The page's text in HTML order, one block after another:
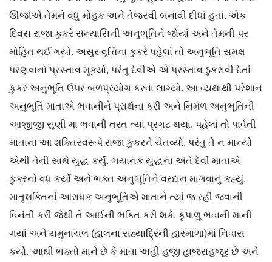
ઊર્જાએ તેમને વધુ મોહક અને તેજસ્વી બનાવી દીધાં હતાં. એક
દિવસ રાજા કુકરે સંન્યાસિની અનુભૂતિને જોયાં અને તેમની પર
મોહિત થઈ ગયો. અસુર વૃત્તિના કુકરે પહેલાં તો અનુભૂતિ સમક્ષ
પરણવાનો પ્રસ્તાવ મૂક્યો, પરંતુ દેવીએ એ પ્રસ્તાવ ઠુકરાવી દેતાં
કુકર અનુભૂતિ ઉપર બળપ્રયોગ કરવા લાગ્યો. આ વ્યથાથી પરેશાન
અનુભૂતિ માતાએ ભવાનીને પ્રાર્થના કરી અને નિર્મળ અનુભૂતિની
આજીજી સુણી મા ભવાની તરત ત્યાં પ્રગટ થયાં. પહેલાં તો પાર્વતી
માતાના આ શક્તિસ્વરૂપે રાજા કુકરને ચેતવ્યો, પરંતુ તે ન માન્યો
એથી તેની સાથે યુદ્ધ કર્યું. ભયાનક યુદ્ધના અંતે દેવી માતાએ
કુકરનો વધ કર્યો અને ભક્ત અનુભૂતિને વરદાન માગવાનું કહ્યું.
માતૃશક્તિનાં આરાધક અનુભૂતિએ માતાને ત્યાં જ રહી જવાની
વિનંતી કરી જેથી તે આઈની ભક્તિ કરી શકે. કૃપાળુ ભવાની માની
ગયાં અને યમુનાચલ (હાલના સહ્યાદ્રિની હારમાળા)માં નિવાસ
કર્યો. આથી ભક્તો માને છે કે માતા અહીં હજી હાજરાહજૂર છે અને